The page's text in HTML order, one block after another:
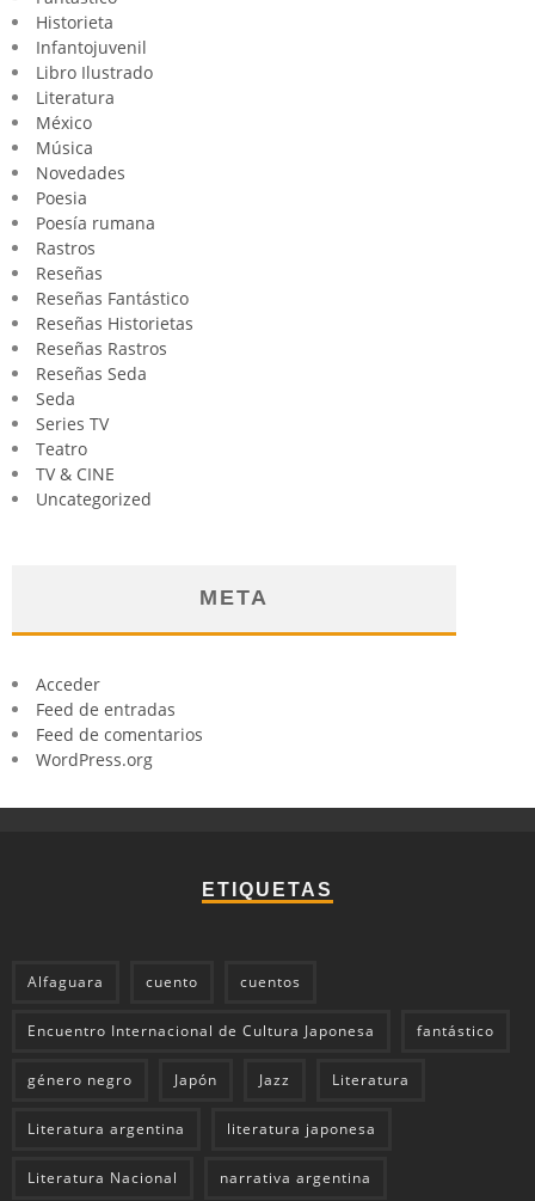
Historieta
Infantojuvenil
Libro Ilustrado
Literatura
México
Música
Novedades
Poesia
Poesía rumana
Rastros
Reseñas
Reseñas Fantástico
Reseñas Historietas
Reseñas Rastros
Reseñas Seda
Seda
Series TV
Teatro
TV & CINE
Uncategorized
META
Acceder
Feed de entradas
Feed de comentarios
WordPress.org
ETIQUETAS
Alfaguara cuento cuentos
Encuentro Internacional de Cultura Japonesa fantástico
género negro Japón Jazz Literatura
Literatura argentina literatura japonesa
Literatura Nacional narrativa argentina